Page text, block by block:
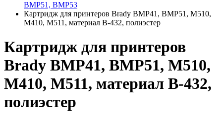
BMP51, BMP53
Картридж для принтеров Brady BMP41, BMP51, M510,
M410, M511, материал В-432, полиэстер
Картридж для принтеров
Brady BMP41, BMP51, M510,
M410, M511, материал В-432,
полиэстер